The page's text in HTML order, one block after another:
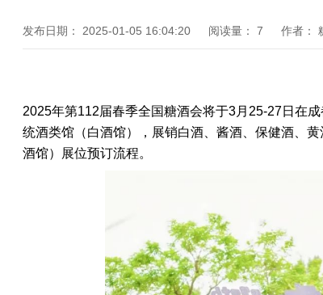
发布日期： 2025-01-05 16:04:20 阅读量： 7 作者：
2025年第112届春季全国糖酒会将于3月25-27日在
统酒类馆（白酒馆），展销白酒、酱酒、保健酒、
酒馆）
展位预订流程。